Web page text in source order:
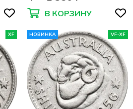
В КОРЗИНУ
XF НОВИНКА VF-XF